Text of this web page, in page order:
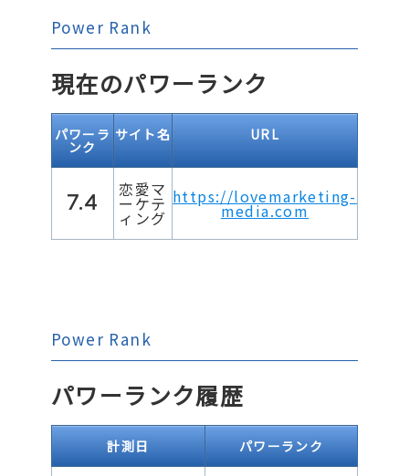
Power Rank
現在のパワーランク
パワーラ
ンク
サイト名 URL
7.4
恋愛マ
ーケテ
ィング
https://lovemarketing-
media.com
Power Rank
パワーランク履歴
計測日 パワーランク